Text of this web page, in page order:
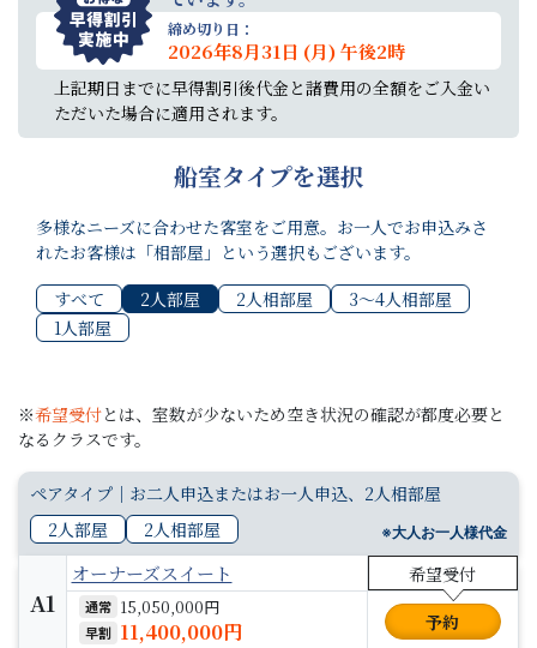
締め切り日：
2026年8月31日 (月) 午後2時
上記期日までに早得割引後代金と諸費用の全額をご入金い
ただいた場合に適用されます。
船室タイプを選択
多様なニーズに合わせた客室をご用意。お一人でお申込みさ
れたお客様は「相部屋」という選択もございます。
すべて
2人部屋 2人相部屋
3〜4人相部屋
1人部屋
※希望受付とは、室数が少ないため空き状況の確認が都度必要と
なるクラスです。
2人部屋 2人相部屋
ペアタイプ｜お二人申込またはお一人申込、2人相部屋
※大人お一人様代金
A1
オーナーズスイート 希望受付
通常 15,050,000円
早割 11,400,000円 予約